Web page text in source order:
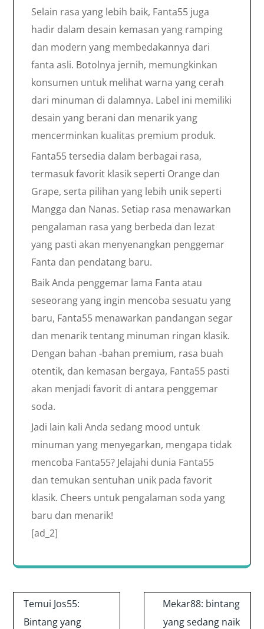
Selain rasa yang lebih baik, Fanta55 juga
hadir dalam desain kemasan yang ramping
dan modern yang membedakannya dari
fanta asli. Botolnya jernih, memungkinkan
konsumen untuk melihat warna yang cerah
dari minuman di dalamnya. Label ini memiliki
desain yang berani dan menarik yang
mencerminkan kualitas premium produk.
Fanta55 tersedia dalam berbagai rasa,
termasuk favorit klasik seperti Orange dan
Grape, serta pilihan yang lebih unik seperti
Mangga dan Nanas. Setiap rasa menawarkan
pengalaman rasa yang berbeda dan lezat
yang pasti akan menyenangkan penggemar
Fanta dan pendatang baru.
Baik Anda penggemar lama Fanta atau
seseorang yang ingin mencoba sesuatu yang
baru, Fanta55 menawarkan pandangan segar
dan menarik tentang minuman ringan klasik.
Dengan bahan -bahan premium, rasa buah
otentik, dan kemasan bergaya, Fanta55 pasti
akan menjadi favorit di antara penggemar
soda.
Jadi lain kali Anda sedang mood untuk
minuman yang menyegarkan, mengapa tidak
mencoba Fanta55? Jelajahi dunia Fanta55
dan temukan sentuhan unik pada favorit
klasik. Cheers untuk pengalaman soda yang
baru dan menarik!
[ad_2]
Post
navigation
Temui Jos55:
Bintang yang
Mekar88: bintang
yang sedang naik